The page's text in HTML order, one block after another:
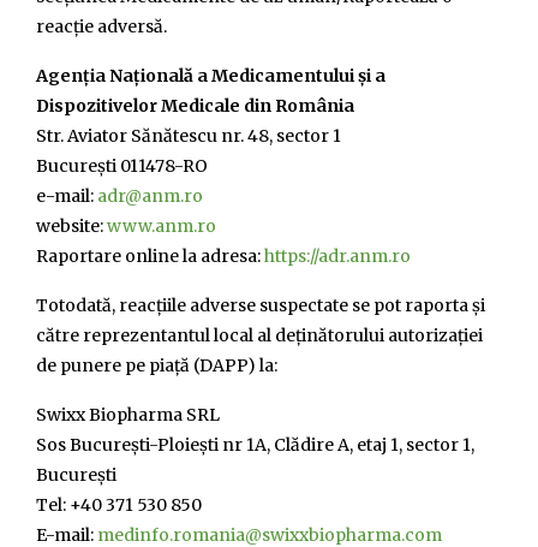
reacţie adversă.
Agenţia Naţională a Medicamentului şi a
Dispozitivelor Medicale din România
Str. Aviator Sănătescu nr. 48, sector 1
București 011478-RO
e-mail: adr@anm.ro
website:www.anm.ro
Raportare online la adresa:https://adr.anm.ro
Totodată, reacțiile adverse suspectate se pot raporta și
către reprezentantul local al deținătorului autorizației
de punere pe piață (DAPP) la:
Swixx Biopharma SRL
Sos București-Ploiești nr 1A, Clădire A, etaj 1, sector 1,
București
Tel: +40 371 530 850
E-mail: medinfo.romania@swixxbiopharma.com